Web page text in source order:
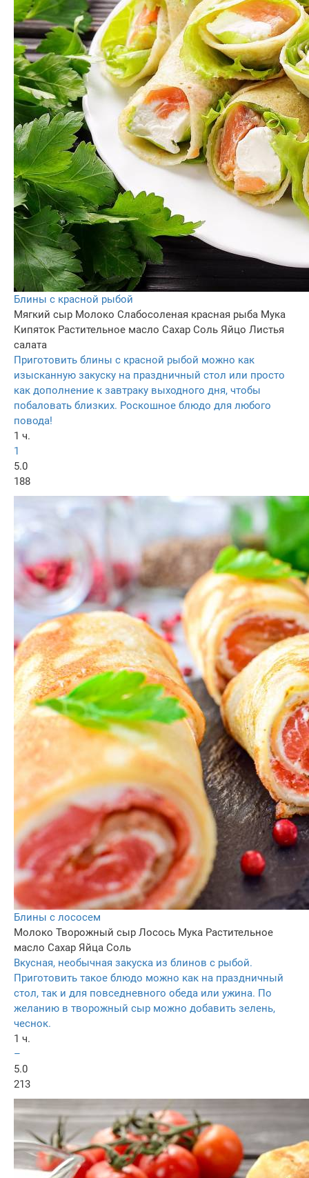
Блины с красной рыбой
Мягкий сыр Молоко Слабосоленая красная рыба Мука
Кипяток Растительное масло Сахар Соль Яйцо Листья
салата
Приготовить блины с красной рыбой можно как
изысканную закуску на праздничный стол или просто
как дополнение к завтраку выходного дня, чтобы
побаловать близких. Роскошное блюдо для любого
повода!
1 ч.
1
5.0
188
Блины с лососем
Молоко Творожный сыр Лосось Мука Растительное
масло Сахар Яйца Соль
Вкусная, необычная закуска из блинов с рыбой.
Приготовить такое блюдо можно как на праздничный
стол, так и для повседневного обеда или ужина. По
желанию в творожный сыр можно добавить зелень,
чеснок.
1 ч.
–
5.0
213